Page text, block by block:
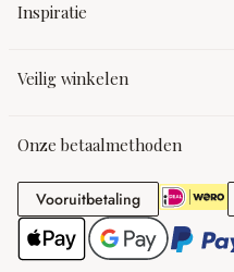
Inspiratie
Veilig winkelen
Onze betaalmethoden
VooruitbetalingVooruitbetaling